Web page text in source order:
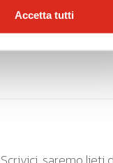
Accetta tutti